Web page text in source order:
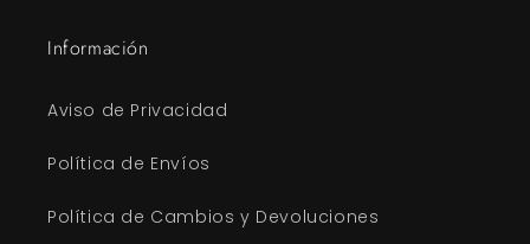
Información
Aviso de Privacidad
Política de Envíos
Política de Cambios y Devoluciones